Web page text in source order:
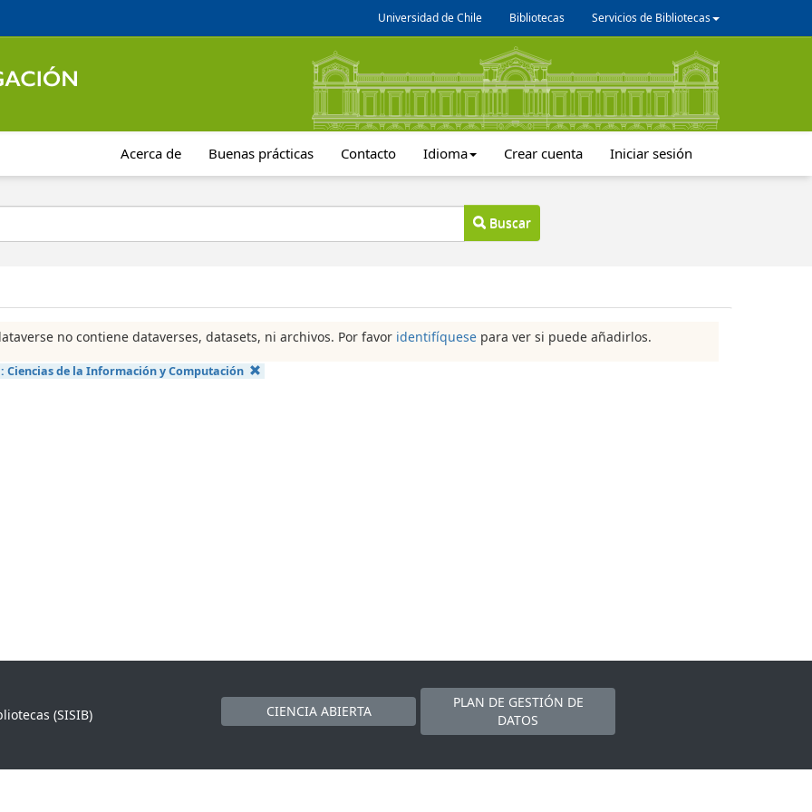
Universidad de Chile Bibliotecas Servicios de Bibliotecas
Acerca de Buenas prácticas Contacto Idioma Crear cuenta Iniciar sesión
Buscar
no contiene dataverses, datasets, ni archivos. Por favor identifíquese para ver si puede añadirlos.
Ciencias de la Información y Computación
(SISIB)
CIENCIA ABIERTA
PLAN DE GESTIÓN DE
DATOS